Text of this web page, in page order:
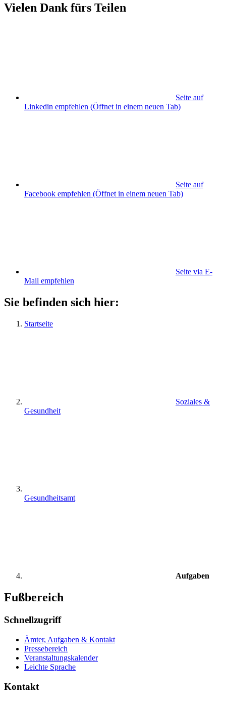
Vielen Dank fürs Teilen
Seite auf
Linkedin empfehlen (Öffnet in einem neuen Tab)
Seite auf
Facebook empfehlen (Öffnet in einem neuen Tab)
Seite via E-
Mail empfehlen
Sie befinden sich hier:
Startseite
Soziales &
Gesundheit
Gesundheitsamt
Aufgaben
Fußbereich
Schnellzugriff
Ämter, Aufgaben & Kontakt
Pressebereich
Veranstaltungskalender
Leichte Sprache
Kontakt